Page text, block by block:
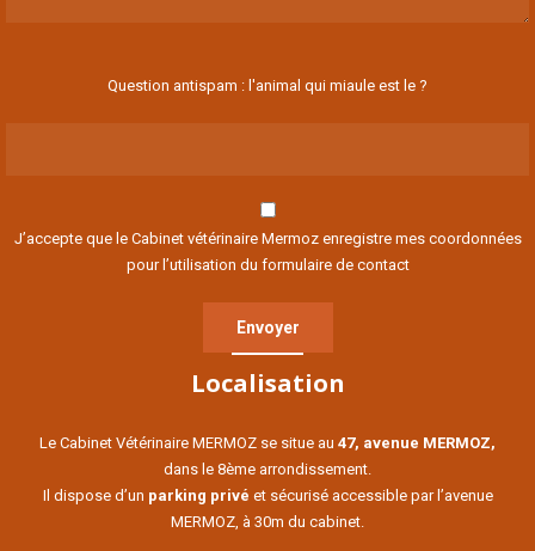
Question antispam : l'animal qui miaule est le ?
J’accepte que le Cabinet vétérinaire Mermoz enregistre mes coordonnées
pour l’utilisation du formulaire de contact
Localisation
Le Cabinet Vétérinaire MERMOZ se situe au 47, avenue MERMOZ,
dans le 8ème arrondissement.
Il dispose d’un parking privé et sécurisé accessible par l’avenue
MERMOZ, à 30m du cabinet.